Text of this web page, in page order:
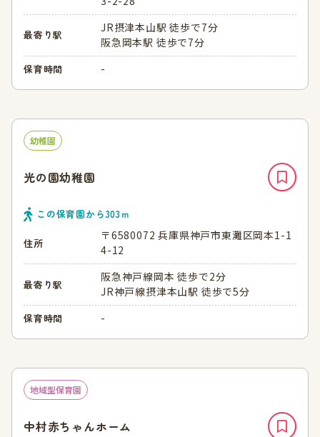
最寄り駅
JR摂津本山駅 徒歩で7分
阪急岡本駅 徒歩で7分
保育時間 -
幼稚園
光の園幼稚園
この保育園から303ｍ
住所
〒6580072 兵庫県神戸市東灘区岡本1-1
4-12
最寄り駅
阪急神戸線岡本 徒歩で2分
JR神戸線摂津本山駅 徒歩で5分
保育時間 -
地域型保育園
中村赤ちゃんホーム